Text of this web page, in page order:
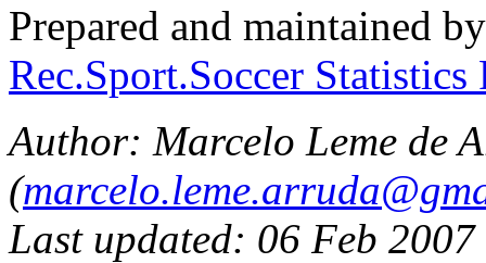
Prepared and maintained
Rec.Sport.Soccer
Author: Marcelo Leme de
(
Last updated: 06 Feb 2007